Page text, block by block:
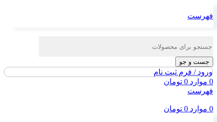
فهرست
جست و جو
ورود / فرم ثبت نام
0 موارد 0 تومان
فهرست
0 موارد 0 تومان